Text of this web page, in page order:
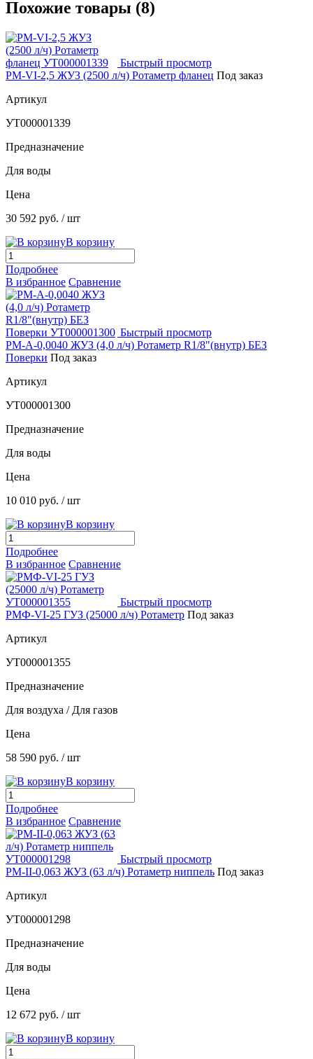
Похожие товары (8)
Быстрый просмотр
РМ-VI-2,5 ЖУЗ (2500 л/ч) Ротаметр фланец Под заказ
Артикул
УТ000001339
Предназначение
Для воды
Цена
30 592 руб. / шт
В корзину
Подробнее
В избранное Сравнение
Быстрый просмотр
РМ-А-0,0040 ЖУЗ (4,0 л/ч) Ротаметр R1/8"(внутр) БЕЗ
Поверки Под заказ
Артикул
УТ000001300
Предназначение
Для воды
Цена
10 010 руб. / шт
В корзину
Подробнее
В избранное Сравнение
Быстрый просмотр
РМФ-VI-25 ГУЗ (25000 л/ч) Ротаметр Под заказ
Артикул
УТ000001355
Предназначение
Для воздуха / Для газов
Цена
58 590 руб. / шт
В корзину
Подробнее
В избранное Сравнение
Быстрый просмотр
РМ-II-0,063 ЖУЗ (63 л/ч) Ротаметр ниппель Под заказ
Артикул
УТ000001298
Предназначение
Для воды
Цена
12 672 руб. / шт
В корзину